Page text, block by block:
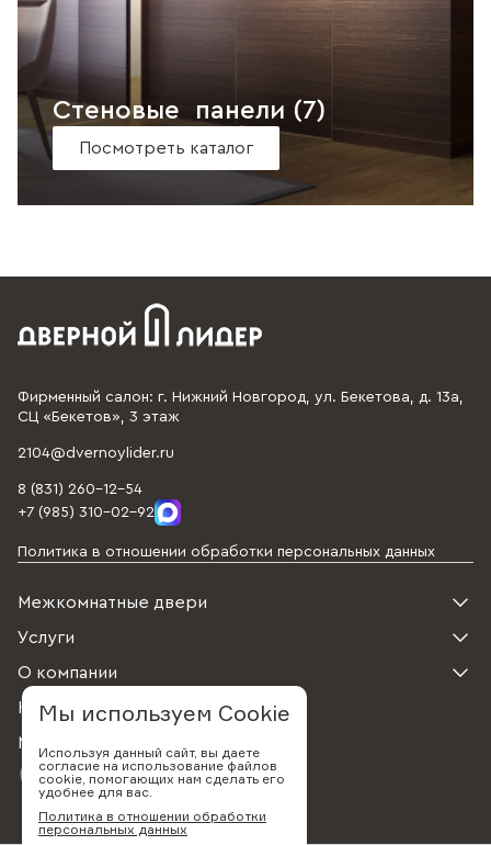
Стеновые панели (7)
Посмотреть каталог
Фирменный салон: г. Нижний Новгород, ул. Бекетова, д. 13а,
СЦ «Бекетов», 3 этаж
2104@dvernoylider.ru
8 (831) 260-12-54
+7 (985) 310-02-92
Политика в отношении обработки персональных данных
Межкомнатные двери
Услуги
О компании
Контакты
Мы в соцсетях
Мы используем Cookie
Используя данный сайт, вы даете
согласие на использование файлов
cookie, помогающих нам сделать его
удобнее для вас.
Политика в отношении обработки
персональных данных